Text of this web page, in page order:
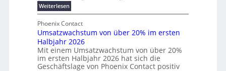
g
b
r
a
u
c
h
t
r
g
u
b
ü
l
e
N
H
-
S
e
t
e
i
l
i
g
Weiterlesen:
M
h
r
f
a
c
h
d
Phoenix Contact
Umsatzwachstum von über 20% im ersten
Halbjahr 2026
Mit einem Umsatzwachstum von über 20%
im ersten Halbjahr 2026 hat sich die
Geschäftslage von Phoenix Contact positiv